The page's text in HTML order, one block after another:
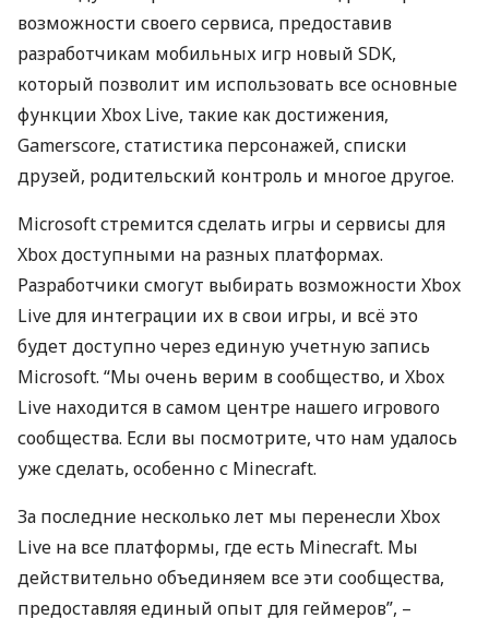
возможности своего сервиса, предоставив
разработчикам мобильных игр новый SDK,
который позволит им использовать все основные
функции Xbox Live, такие как достижения,
Gamerscore, статистика персонажей, списки
друзей, родительский контроль и многое другое.
Microsoft стремится сделать игры и сервисы для
Xbox доступными на разных платформах.
Разработчики смогут выбирать возможности Xbox
Live для интеграции их в свои игры, и всё это
будет доступно через единую учетную запись
Microsoft. “Мы очень верим в сообщество, и Xbox
Live находится в самом центре нашего игрового
сообщества. Если вы посмотрите, что нам удалось
уже сделать, особенно с Minecraft.
За последние несколько лет мы перенесли Xbox
Live на все платформы, где есть Minecraft. Мы
действительно объединяем все эти сообщества,
предоставляя единый опыт для геймеров”, –